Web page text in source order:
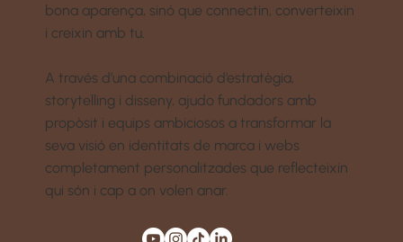
bona aparença, sinó que connectin, converteixin
i creixin amb tu.
A través d’una combinació d’estratègia,
storytelling i disseny, ajudo fundadors amb
propòsit i equips ambiciosos a transformar la
seva visió en identitats de marca i webs
completament personalitzades que reflecteixin
qui són i cap a on volen anar.